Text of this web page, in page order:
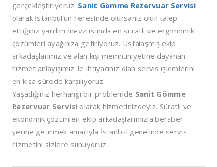
gerçekleştiriyoruz. Sanit Gömme Rezervuar Servisi
olarak İstanbul’un neresinde olursanız olun talep
ettiğiniz yardım mevzusunda en süratli ve ergonomik
çözümleri ayağınıza getiriyoruz. Ustalaşmış ekip
arkadaşlarımız ve alan kişi memnuniyetine dayanan
hizmet anlayışımız ile ihtiyacınız olan servis işlemlerini
en kısa sürede karşılıyoruz.
Yaşadığınız herhangi bir problemde Sanit Gömme
Rezervuar Servisi olarak hizmetinizdeyiz. Süratli ve
ekonomik çözümleri ekip arkadaşlarımızla beraber
yerine getirmek amacıyla İstanbul genelinde servis
hizmetini sizlere sunuyoruz.